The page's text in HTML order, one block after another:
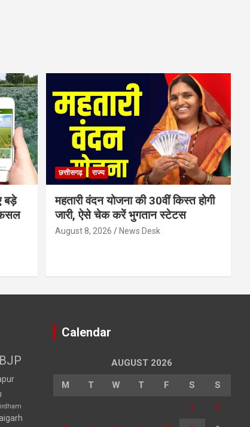
बड़े
छत्तीसगढ़ राज्य
महतारी वंदन योजना की 30वीं किस्त होगी
जारी, ऐसे चेक करें भुगतान स्टेटस
August 8, 2026 News Desk
BJP
Calendar
AUGUST 2026
M T W T F S S
1 2